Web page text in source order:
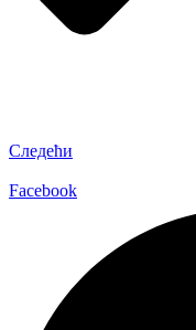
Следећи
Facebook